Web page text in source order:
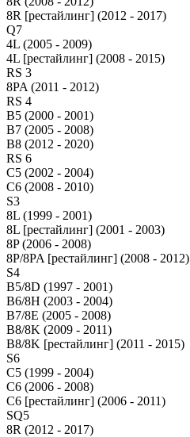
8R [рестайлинг] (2012 - 2017)
Q7
4L (2005 - 2009)
4L [рестайлинг] (2008 - 2015)
RS 3
8PA (2011 - 2012)
RS 4
B5 (2000 - 2001)
B7 (2005 - 2008)
B8 (2012 - 2020)
RS 6
C5 (2002 - 2004)
C6 (2008 - 2010)
S3
8L (1999 - 2001)
8L [рестайлинг] (2001 - 2003)
8P (2006 - 2008)
8P/8PA [рестайлинг] (2008 - 2012)
S4
B5/8D (1997 - 2001)
B6/8H (2003 - 2004)
B7/8E (2005 - 2008)
B8/8K (2009 - 2011)
B8/8K [рестайлинг] (2011 - 2015)
S6
C5 (1999 - 2004)
C6 (2006 - 2008)
C6 [рестайлинг] (2006 - 2011)
SQ5
8R (2012 - 2017)